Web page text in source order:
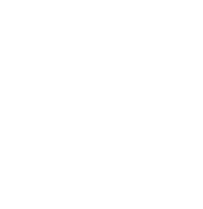
Más potencia
pone en marcha un
Un cartel
encima de los